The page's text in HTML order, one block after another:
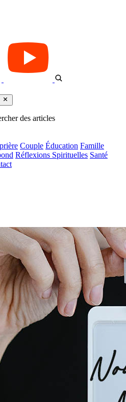
des articles
Couple Éducation Famille
Réflexions Spirituelles Santé